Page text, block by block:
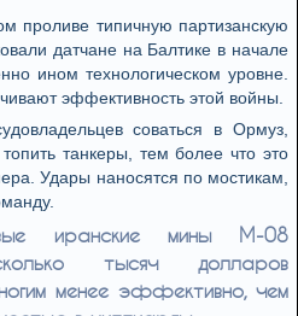
проливе типичную партизанскую
датчане на Балтике в начале
ином технологическом уровне.
эффективность этой войны.
соваться в Ормуз,
танкеры, тем более что это
Удары наносятся по мостикам,
иранские мины М-08
тысяч долларов
менее эффективно, чем